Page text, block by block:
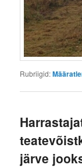
Rubriigid:
järve